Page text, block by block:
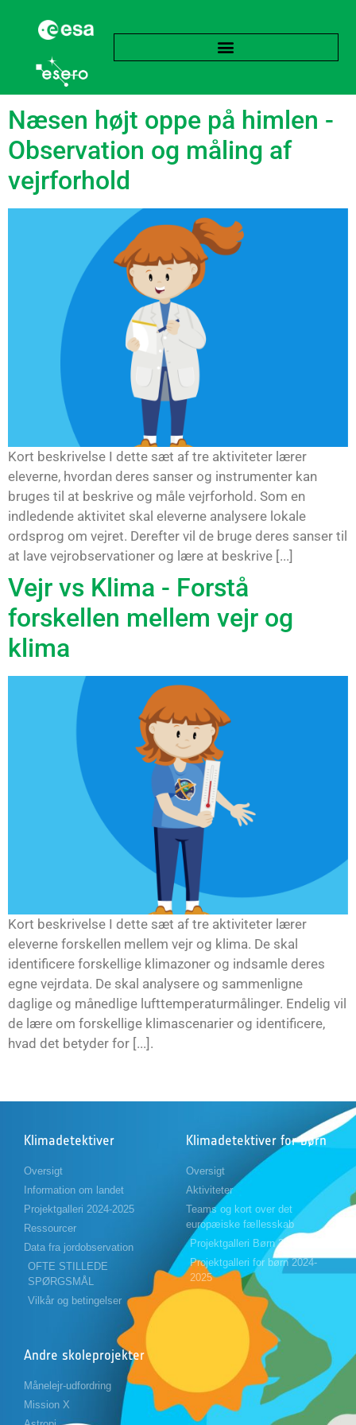
Subject:Matematik
Næsen højt oppe på himlen -
Observation og måling af
vejrforhold
Kort beskrivelse I dette sæt af tre aktiviteter lærer
eleverne, hvordan deres sanser og instrumenter kan
bruges til at beskrive og måle vejrforhold. Som en
indledende aktivitet skal eleverne analysere lokale
ordsprog om vejret. Derefter vil de bruge deres sanser til
at lave vejrobservationer og lære at beskrive [...]
Vejr vs Klima - Forstå
forskellen mellem vejr og
klima
Kort beskrivelse I dette sæt af tre aktiviteter lærer
eleverne forskellen mellem vejr og klima. De skal
identificere forskellige klimazoner og indsamle deres
egne vejrdata. De skal analysere og sammenligne
daglige og månedlige lufttemperaturmålinger. Endelig vil
de lære om forskellige klimascenarier og identificere,
hvad det betyder for [...].
Klimadetektiver
Oversigt
Information om landet
Projektgalleri 2024-2025
Ressourcer
Data fra jordobservation
OFTE STILLEDE
SPØRGSMÅL
Vilkår og betingelser
Klimadetektiver for børn
Oversigt
Aktiviteter
Teams og kort over det
europæiske fællesskab
Projektgalleri Børn 2023-2024
Projektgalleri for børn 2024-
2025
Andre skoleprojekter
Månelejr-udfordring
Mission X